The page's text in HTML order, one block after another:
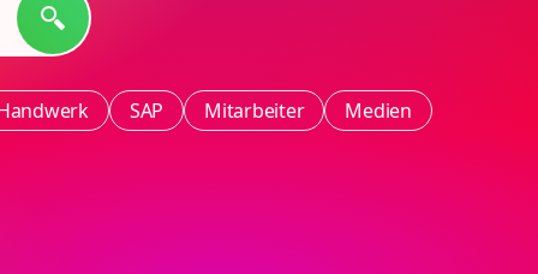
SAP Mitarbeiter
Medien